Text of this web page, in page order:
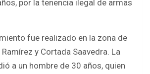
por la tenencia ilegal de armas
fue realizado en la zona de
y Cortada Saavedra. La
a un hombre de 30 años, quien